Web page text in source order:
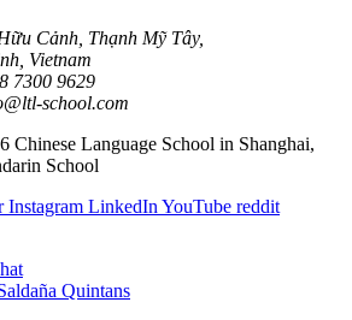
Cảnh, Thạnh Mỹ Tây,
Vietnam
7300 9629
school.com
Chinese Language School in Shanghai,
School
Instagram LinkedInYouTube reddit